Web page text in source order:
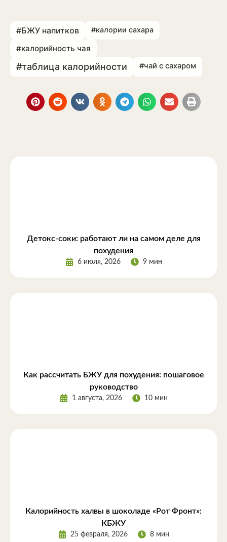
#БЖУ напитков #калории сахара
#калорийность чая
#таблица калорийности #чай с сахаром
Детокс-соки: работают ли на самом деле для
похудения
6 июля, 2026 9 мин
Как рассчитать БЖУ для похудения: пошаговое
руководство
1 августа, 2026 10 мин
Калорийность халвы в шоколаде «Рот Фронт»:
КБЖУ
25 февраля, 2026 8 мин